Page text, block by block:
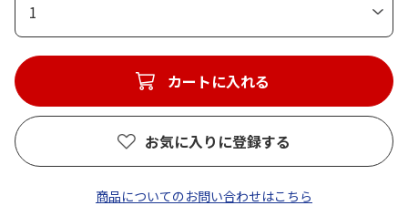
1
カートに入れる
お気に入りに登録する
商品についてのお問い合わせはこちら